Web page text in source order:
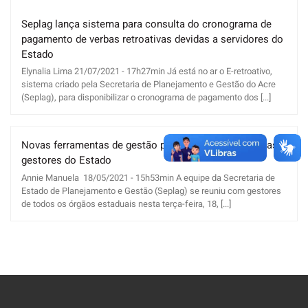
Seplag lança sistema para consulta do cronograma de
pagamento de verbas retroativas devidas a servidores do
Estado
Elynalia Lima 21/07/2021 - 17h27min Já está no ar o E-retroativo,
sistema criado pela Secretaria de Planejamento e Gestão do Acre
(Seplag), para disponibilizar o cronograma de pagamento dos [...]
Novas ferramentas de gestão pública são apresentadas a
gestores do Estado
Annie Manuela 18/05/2021 - 15h53min A equipe da Secretaria de
Estado de Planejamento e Gestão (Seplag) se reuniu com gestores
de todos os órgãos estaduais nesta terça-feira, 18, [...]